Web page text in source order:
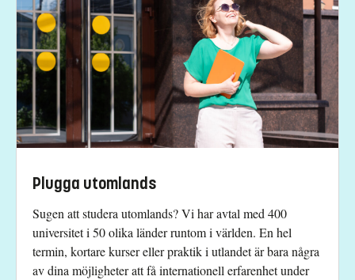
Plugga utomlands
Sugen att studera utomlands? Vi har avtal med 400
universitet i 50 olika länder runtom i världen. En hel
termin, kortare kurser eller praktik i utlandet är bara några
av dina möjligheter att få internationell erfarenhet under